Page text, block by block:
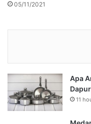
05/11/2021
Apa
11